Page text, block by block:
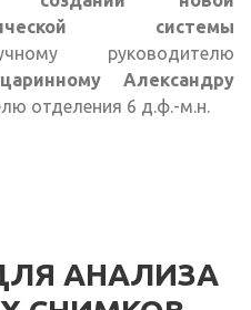
системы
руководителю
Александру
отделения 6 д.ф.-м.н.
АНАЛИЗА